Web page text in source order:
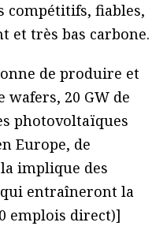
compétitifs, fiables,
et très bas carbone.
de produire et
wafers, 20 GW de
photovoltaïques
Europe, de
implique des
entraîneront la
emplois direct)]